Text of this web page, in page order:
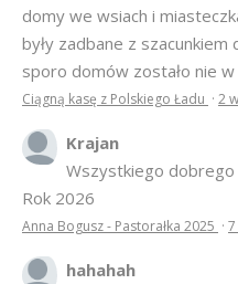
domy we wsiach i
były zadbane z
sporo domów zostało nie w
Ciągną kasę z Polskiego Ładu · 2
Krajan
Wszystkiego
Rok 2026
Anna Bogusz - Pastorałka 2025 ·
hahahah